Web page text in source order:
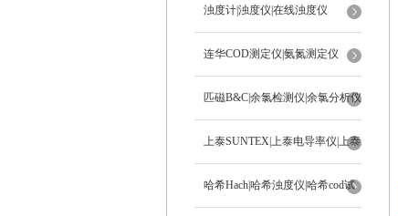
定仪
浊度计|浊度仪|在线浊度仪
连华COD测定仪|氨氮测定仪
匹磁B&C|余氯检测仪|余氯分析仪
上泰SUNTEX|上泰电导率仪|上泰
ph计
哈希Hach|哈希浊度仪|哈希cod试